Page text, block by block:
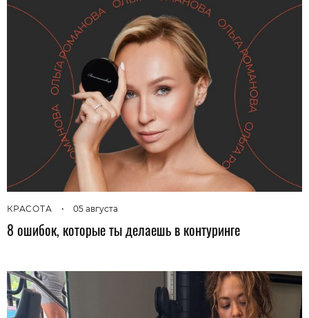
КРАСОТА • 05 августа
8 ошибок, которые ты делаешь в контуринге